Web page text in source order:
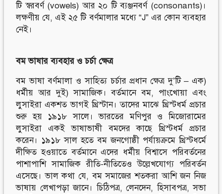
টি স্বরবর্ণ (vowels) আর ২০ টি ব্যঞ্জনবর্ণ (consonants)।
লক্ষণীয় যে, এই ২৫ টি বর্ণমালার মধ্যে “J” এর কোন ব্যবহার
নেই।
বম ভাষার ব্যবহার ও চর্চা ক্ষেত্র
বম ভাষা বর্ণমালা ও সাহিত্য চর্চার প্রধান ক্ষেত্র দু’টি – এক)
ধর্মীয় আর দুই) সামাজিক। বর্তমানে বম, পাংখোয়া এবং
লুসাইরা একশত ভাগই খ্রিস্টান। তাদের মাঝে খ্রিস্টধর্ম প্রচার
শুরু হয় ১৯১৮ সালে। ভারতের মণিপুর ও মিজোরামের
লুসাইরা একই ভাষাভাষী বমদের কাছে খ্রিস্টধর্ম প্রচার
করেন। ১৯১৮ সাল হতে বম জনগোষ্ঠী পর্যায়ক্রমে খ্রিস্টধর্মে
দীক্ষিত হওয়াতে বর্তমানে এদের ধর্মীয় বিশ্বাসে পরিবর্তনের
পাশাপাশি সামাজিক রীতি-নীতিতেও উল্লেখযোগ্য পরিবর্তন
এসেছে। ভাল কথা যে, বম সমাজের শতকরা আশি জন নিজ
ভাষায় লেখাপড়া জানে। চিঠিপত্র, লেনদেন, হিসাবপত্র, সভা